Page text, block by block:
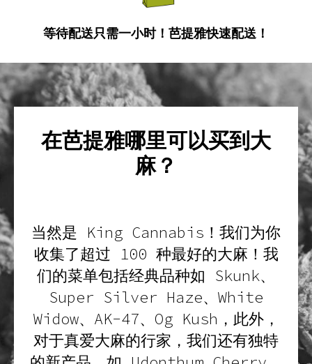
等待配送只需一小时！芭提雅快速配送！
在芭提雅哪里可以买到大
麻？
当然是 King Cannabis！我们为你
收集了超过 100 种最好的大麻！我
们的菜单包括经典品种如 Skunk、
Super Silver Haze、White
Widow、AK-47、Og Kush，此外，
对于真爱大麻的行家，我们还有独特